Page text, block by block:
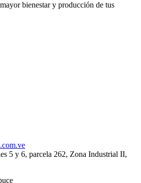
bienestar y producción de tus
5 y 6, parcela 262, Zona Industrial II,